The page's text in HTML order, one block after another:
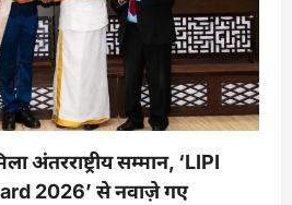
अंतरराष्ट्रीय सम्मान, ‘LIPI
2026’ से नवाज़े गए